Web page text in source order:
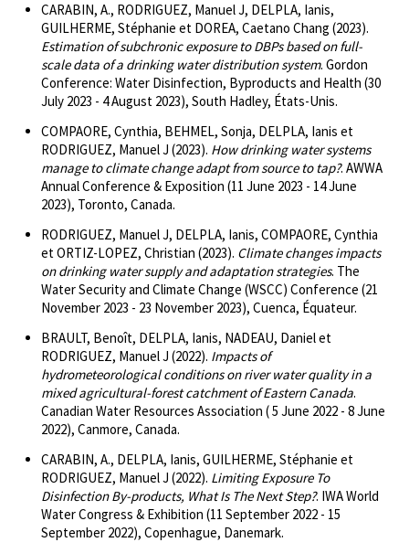
CARABIN, A., RODRIGUEZ, Manuel J, DELPLA, Ianis,
GUILHERME, Stéphanie et DOREA, Caetano Chang (2023).
Estimation of subchronic exposure to DBPs based on full-
scale data of a drinking water distribution system. Gordon
Conference: Water Disinfection, Byproducts and Health (30
July 2023 - 4 August 2023), South Hadley, États-Unis.
COMPAORE, Cynthia, BEHMEL, Sonja, DELPLA, Ianis et
RODRIGUEZ, Manuel J (2023). How drinking water systems
manage to climate change adapt from source to tap?. AWWA
Annual Conference & Exposition (11 June 2023 - 14 June
2023), Toronto, Canada.
RODRIGUEZ, Manuel J, DELPLA, Ianis, COMPAORE, Cynthia
et ORTIZ-LOPEZ, Christian (2023). Climate changes impacts
on drinking water supply and adaptation strategies. The
Water Security and Climate Change (WSCC) Conference (21
November 2023 - 23 November 2023), Cuenca, Équateur.
BRAULT, Benoît, DELPLA, Ianis, NADEAU, Daniel et
RODRIGUEZ, Manuel J (2022). Impacts of
hydrometeorological conditions on river water quality in a
mixed agricultural-forest catchment of Eastern Canada.
Canadian Water Resources Association ( 5 June 2022 - 8 June
2022), Canmore, Canada.
CARABIN, A., DELPLA, Ianis, GUILHERME, Stéphanie et
RODRIGUEZ, Manuel J (2022). Limiting Exposure To
Disinfection By-products, What Is The Next Step?. IWA World
Water Congress & Exhibition (11 September 2022 - 15
September 2022), Copenhague, Danemark.